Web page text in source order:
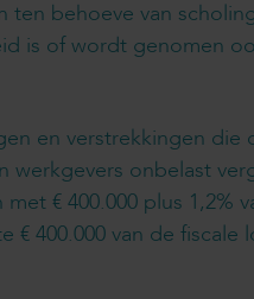
behoeve van
is of wordt genomen
en verstrekkingen
onbelast
€ 400.000 plus 1,2%
400.000 van de